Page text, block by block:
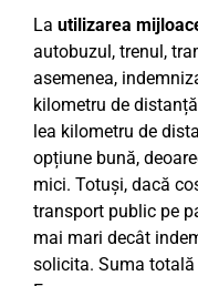
La utilizarea
autobuzul, trenul,
asemenea,
kilometru de
lea kilometru de
opțiune bună,
mici. Totuși, dacă
transport public pe
mai mari decât
solicita. Suma